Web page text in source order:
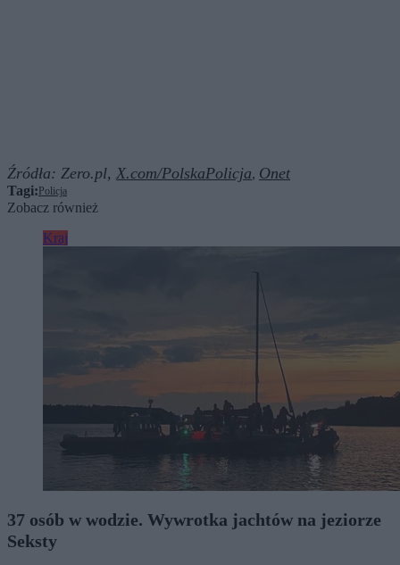
Źródła: Zero.pl, X.com/PolskaPolicja, Onet
Tagi: Policja
Zobacz również
Kraj
37 osób w wodzie. Wywrotka jachtów na jeziorze
Seksty